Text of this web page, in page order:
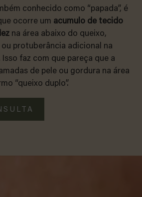
conhecido como “papada”, é
ocorre um acumulo de tecido
na área abaixo do queixo,
protuberância adicional na
faz com que pareça que a
de pele ou gordura na área
“queixo duplo”.